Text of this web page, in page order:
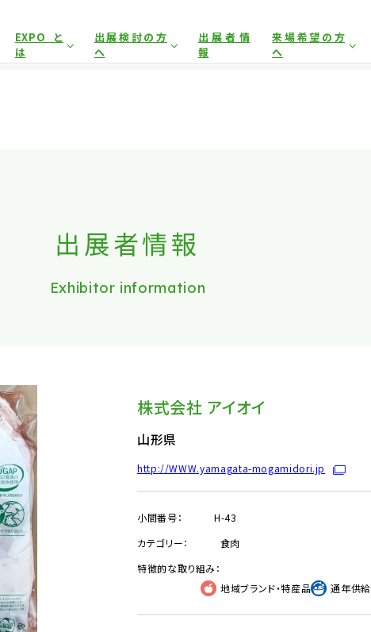
EXPOと
は
出展検討の方
へ
出展者情
報
来場希望の方
へ
展示会場への入場には来場登録が必要です。
出展者情報
Exhibitor information
株式会社 アイオイ
山形県
http://WWW.yamagata-mogamidori.jp
小間番号：
H-43
カテゴリー：
食肉
特徴的な取り組み：
地域ブランド・特産品
通年供給